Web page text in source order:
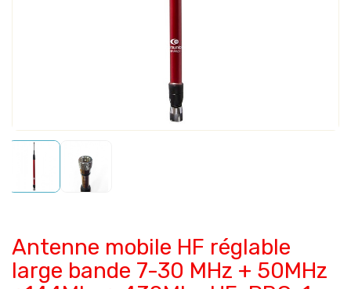
Antenne mobile HF réglable
large bande 7-30 MHz + 50MHz